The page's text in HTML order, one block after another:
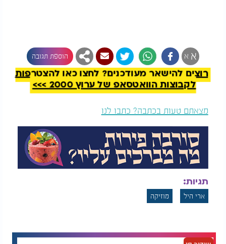
א א הוספת תגובה
רוצים להישאר מעודכנים? לחצו כאן להצטרפות
לקבוצות הוואטסאפ של ערוץ 2000 >>>
מצאתם טעות בכתבה? כתבו לנו
תגיות:
ארי היל מוזיקה